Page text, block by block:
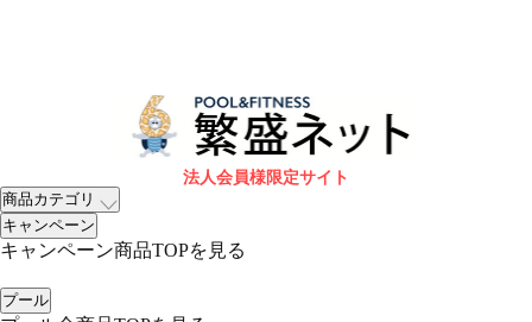
法人会員様限定サイト
商品カテゴリ
キャンペーン
キャンペーン商品TOPを見る
プール